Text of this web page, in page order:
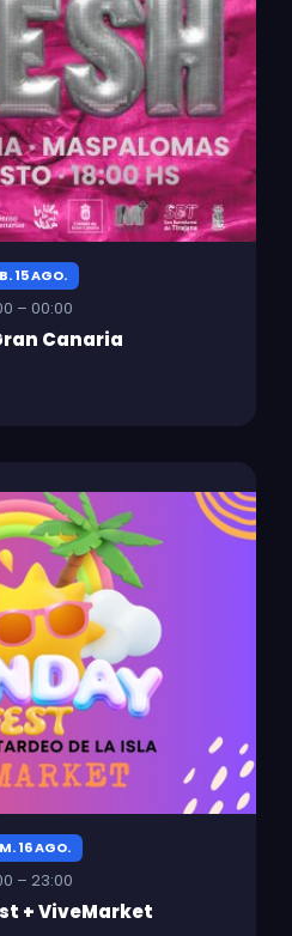
15 AGO.
– 00:00
Canaria
16 AGO.
– 23:00
+ ViveMarket